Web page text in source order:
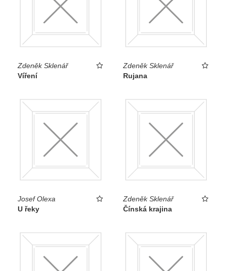
Zdeněk Sklenář
Víření
Zdeněk Sklenář
Rujana
Josef Olexa
U řeky
Zdeněk Sklenář
Čínská krajina